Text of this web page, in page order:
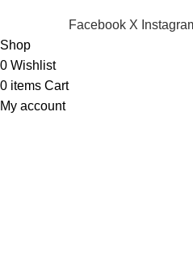
Facebook X
Shop
0 Wishlist
0 items Cart
My account